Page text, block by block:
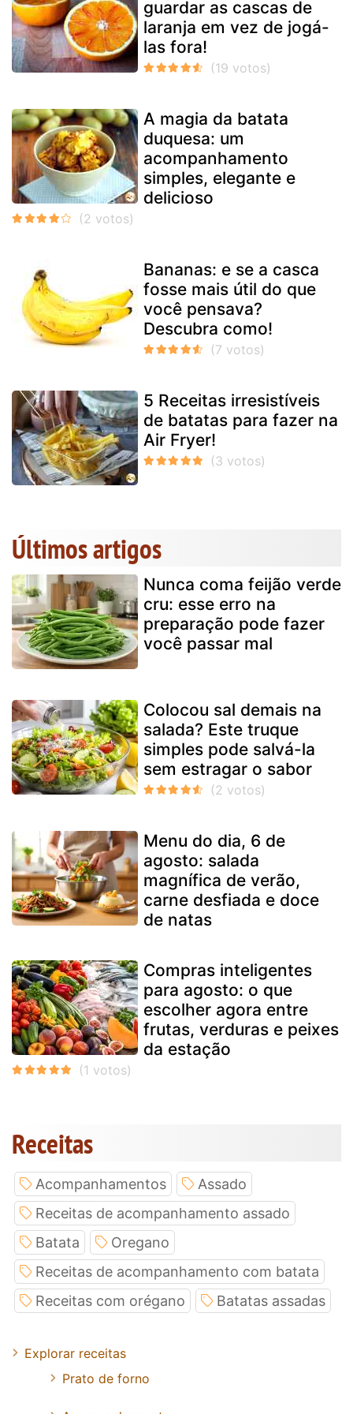
guardar as cascas de
laranja em vez de jogá-
las fora!
A magia da batata
duquesa: um
acompanhamento
simples, elegante e
delicioso
Bananas: e se a casca
fosse mais útil do que
você pensava?
Descubra como!
5 Receitas irresistíveis
de batatas para fazer na
Air Fryer!
Últimos artigos
Nunca coma feijão verde
cru: esse erro na
preparação pode fazer
você passar mal
Colocou sal demais na
salada? Este truque
simples pode salvá-la
sem estragar o sabor
Menu do dia, 6 de
agosto: salada
magnífica de verão,
carne desfiada e doce
de natas
Compras inteligentes
para agosto: o que
escolher agora entre
frutas, verduras e peixes
da estação
Receitas
Acompanhamentos
Assado
Receitas de acompanhamento assado
Batata
Oregano
Receitas de acompanhamento com batata
Receitas com orégano
Batatas assadas
Explorar receitas
Prato de forno